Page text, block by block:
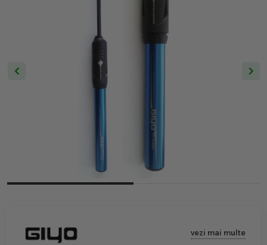
vezi mai multe